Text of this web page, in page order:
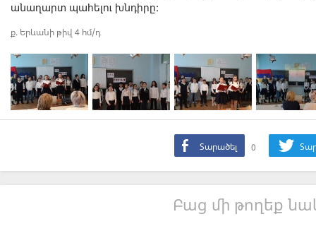
անաղարտ պահելու խնդիրը:
ք. Երևանի թիվ 4 հմ/դ
Տարածել 0
Բաց մի թողեք